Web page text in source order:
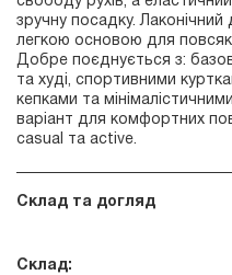
зручну посадку.
легкою основою для
Добре поєднується з:
та худі, спортивними
кепками та
варіант для комфортних
casual та active.
Склад та догляд
Склад: